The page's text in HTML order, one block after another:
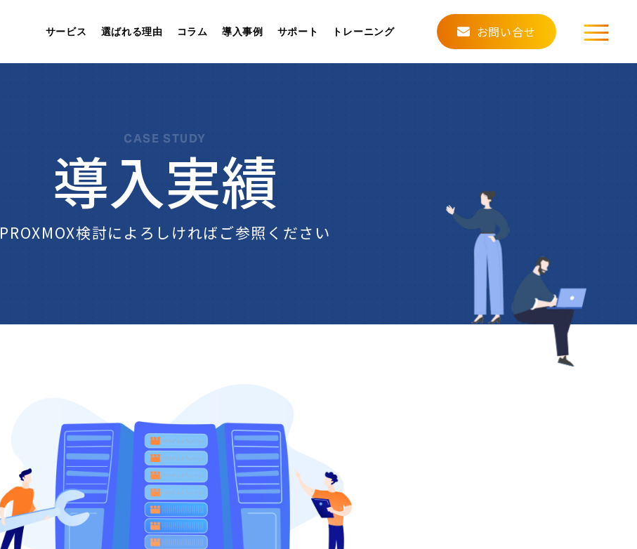
サービス 選ばれる理由 コラム 導入事例 サポート トレーニング お問い合せ
CASE STUDY
導入実績
PROXMOX検討によろしければご参照ください